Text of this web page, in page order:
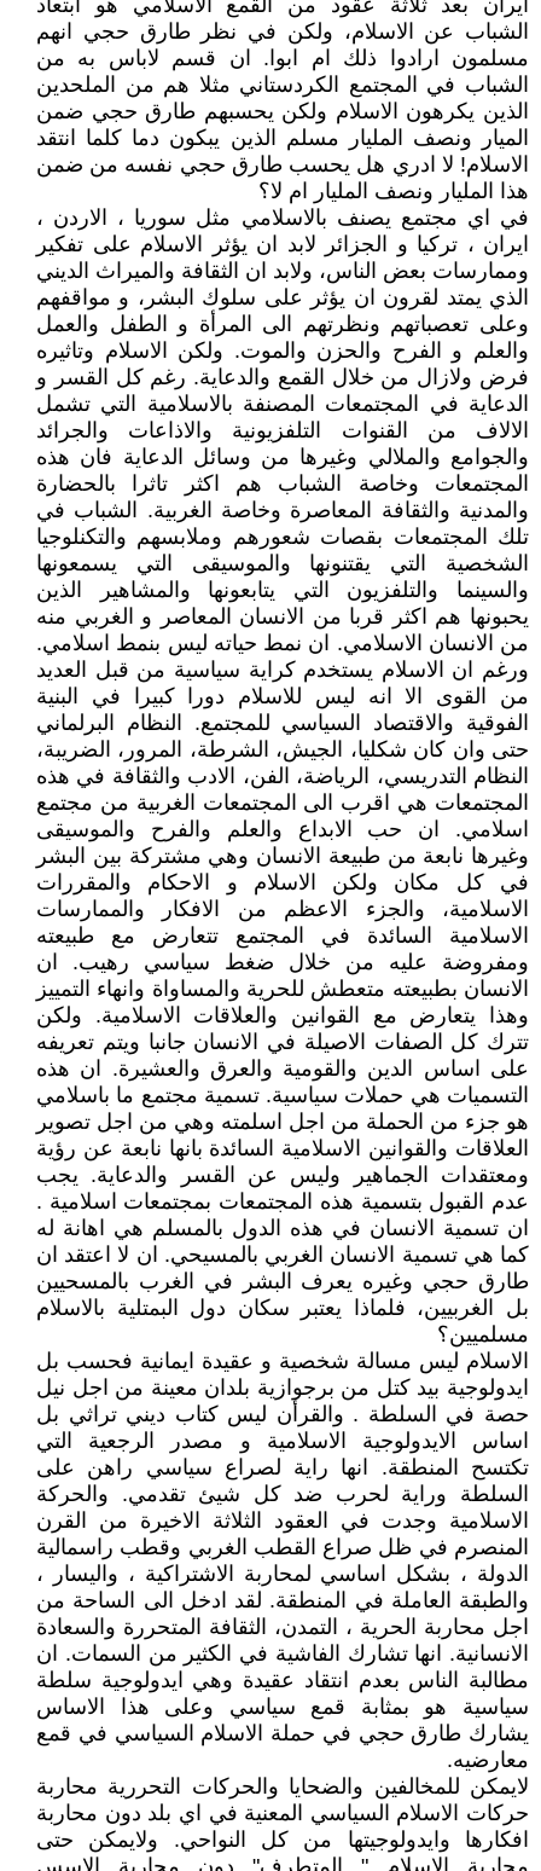
ايران بعد ثلاثة عقود من القمع الاسلامي هو ابتعاد
الشباب عن الاسلام، ولكن في نظر طارق حجي انهم
مسلمون ارادوا ذلك ام ابوا. ان قسم لاباس به من
الشباب في المجتمع الكردستاني مثلا هم من الملحدين
الذين يكرهون الاسلام ولكن يحسبهم طارق حجي ضمن
الميار ونصف المليار مسلم الذين يبكون دما كلما انتقد
الاسلام! لا ادري هل يحسب طارق حجي نفسه من ضمن
هذا المليار ونصف المليار ام لا؟
في اي مجتمع يصنف بالاسلامي مثل سوريا ، الاردن ،
ايران ، تركيا و الجزائر لابد ان يؤثر الاسلام على تفكير
وممارسات بعض الناس، ولابد ان الثقافة والميراث الديني
الذي يمتد لقرون ان يؤثر على سلوك البشر، و مواقفهم
وعلى تعصباتهم ونظرتهم الى المرأة و الطفل والعمل
والعلم و الفرح والحزن والموت. ولكن الاسلام وتاثيره
فرض ولازال من خلال القمع والدعاية. رغم كل القسر و
الدعاية في المجتمعات المصنفة بالاسلامية التي تشمل
الالاف من القنوات التلفزيونية والاذاعات والجرائد
والجوامع والملالي وغيرها من وسائل الدعاية فان هذه
المجتمعات وخاصة الشباب هم اكثر تاثرا بالحضارة
والمدنية والثقافة المعاصرة وخاصة الغربية. الشباب في
تلك المجتمعات بقصات شعورهم وملابسهم والتكنلوجيا
الشخصية التي يقتنونها والموسيقى التي يسمعونها
والسينما والتلفزيون التي يتابعونها والمشاهير الذين
يحبونها هم اكثر قربا من الانسان المعاصر و الغربي منه
من الانسان الاسلامي. ان نمط حياته ليس بنمط اسلامي.
ورغم ان الاسلام يستخدم كراية سياسية من قبل العديد
من القوى الا انه ليس للاسلام دورا كبيرا في البنية
الفوقية والاقتصاد السياسي للمجتمع. النظام البرلماني
حتى وان كان شكليا، الجيش، الشرطة، المرور، الضريبة،
النظام التدريسي، الرياضة، الفن، الادب والثقافة في هذه
المجتمعات هي اقرب الى المجتمعات الغربية من مجتمع
اسلامي. ان حب الابداع والعلم والفرح والموسيقى
وغيرها نابعة من طبيعة الانسان وهي مشتركة بين البشر
في كل مكان ولكن الاسلام و الاحكام والمقررات
الاسلامية، والجزء الاعظم من الافكار والممارسات
الاسلامية السائدة في المجتمع تتعارض مع طبيعته
ومفروضة عليه من خلال ضغط سياسي رهيب. ان
الانسان بطبيعته متعطش للحرية والمساواة وانهاء التمييز
وهذا يتعارض مع القوانين والعلاقات الاسلامية. ولكن
تترك كل الصفات الاصيلة في الانسان جانبا ويتم تعريفه
على اساس الدين والقومية والعرق والعشيرة. ان هذه
التسميات هي حملات سياسية. تسمية مجتمع ما باسلامي
هو جزء من الحملة من اجل اسلمته وهي من اجل تصوير
العلاقات والقوانين الاسلامية السائدة بانها نابعة عن رؤية
ومعتقدات الجماهير وليس عن القسر والدعاية. يجب
عدم القبول بتسمية هذه المجتمعات بمجتمعات اسلامية .
ان تسمية الانسان في هذه الدول بالمسلم هي اهانة له
كما هي تسمية الانسان الغربي بالمسيحي. ان لا اعتقد ان
طارق حجي وغيره يعرف البشر في الغرب بالمسحيين
بل الغربيين، فلماذا يعتبر سكان دول البمتلية بالاسلام
مسلميين؟
الاسلام ليس مسالة شخصية و عقيدة ايمانية فحسب بل
ايدولوجية بيد كتل من برجوازية بلدان معينة من اجل نيل
حصة في السلطة . والقرأن ليس كتاب ديني تراثي بل
اساس الايدولوجية الاسلامية و مصدر الرجعية التي
تكتسح المنطقة. انها راية لصراع سياسي راهن على
السلطة وراية لحرب ضد كل شيئ تقدمي. والحركة
الاسلامية وجدت في العقود الثلاثة الاخيرة من القرن
المنصرم في ظل صراع القطب الغربي وقطب راسمالية
الدولة ، بشكل اساسي لمحاربة الاشتراكية ، واليسار ،
والطبقة العاملة في المنطقة. لقد ادخل الى الساحة من
اجل محاربة الحرية ، التمدن، الثقافة المتحررة والسعادة
الانسانية. انها تشارك الفاشية في الكثير من السمات. ان
مطالبة الناس بعدم انتقاد عقيدة وهي ايدولوجية سلطة
سياسية هو بمثابة قمع سياسي وعلى هذا الاساس
يشارك طارق حجي في حملة الاسلام السياسي في قمع
معارضيه.
لايمكن للمخالفين والضحايا والحركات التحررية محاربة
حركات الاسلام السياسي المعنية في اي بلد دون محاربة
افكارها وايدولوجيتها من كل النواحي. ولايمكن حتى